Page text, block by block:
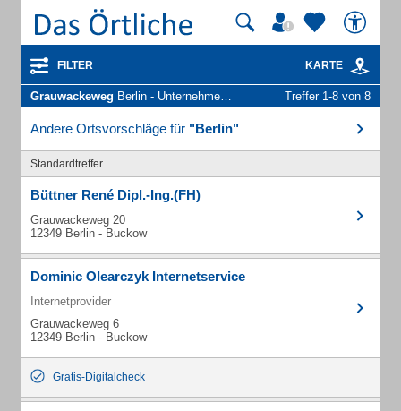
FILTER KARTE
Grauwackeweg Berlin - Unternehmen und Personen Treffer 1-8 von 8
Andere Ortsvorschläge für "Berlin"
Standardtreffer
Büttner René Dipl.-Ing.(FH)
Grauwackeweg 20
12349 Berlin - Buckow
Dominic Olearczyk Internetservice
Internetprovider
Grauwackeweg 6
12349 Berlin - Buckow
Gratis-Digitalcheck